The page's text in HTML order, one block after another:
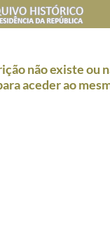
não existe ou
aceder ao